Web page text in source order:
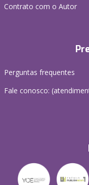
Contrato com o Autor
Perguntas frequentes
Fale conosco: